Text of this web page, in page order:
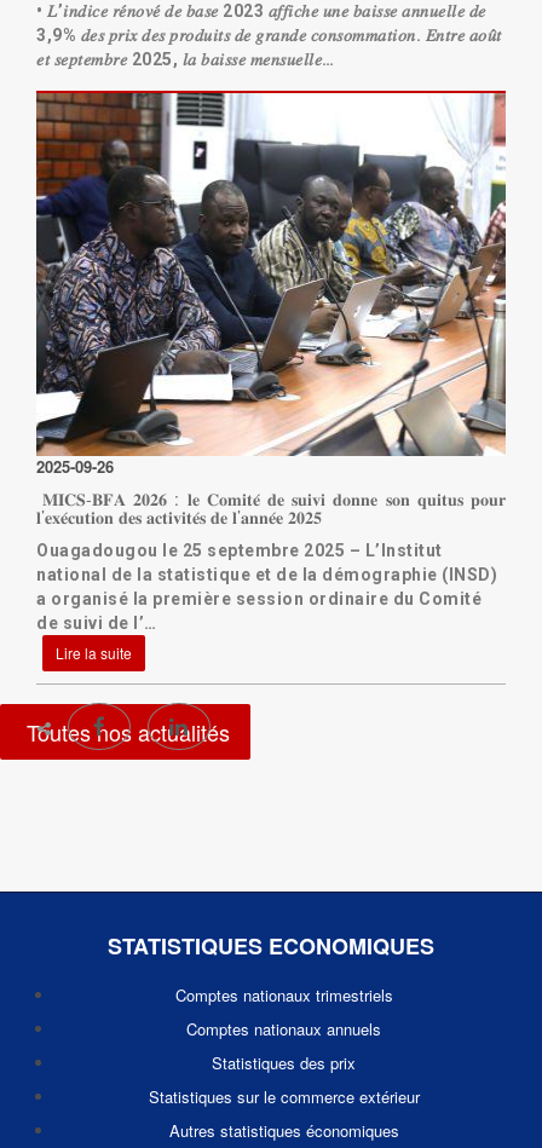
• 𝐿’𝑖𝑛𝑑𝑖𝑐𝑒 𝑟𝑒́𝑛𝑜𝑣𝑒́ 𝑑𝑒 𝑏𝑎𝑠𝑒 2023 𝑎𝑓𝑓𝑖𝑐ℎ𝑒 𝑢𝑛𝑒 𝑏𝑎𝑖𝑠𝑠𝑒 𝑎𝑛𝑛𝑢𝑒𝑙𝑙𝑒 𝑑𝑒
3,9% 𝑑𝑒𝑠 𝑝𝑟𝑖𝑥 𝑑𝑒𝑠 𝑝𝑟𝑜𝑑𝑢𝑖𝑡𝑠 𝑑𝑒 𝑔𝑟𝑎𝑛𝑑𝑒 𝑐𝑜𝑛𝑠𝑜𝑚𝑚𝑎𝑡𝑖𝑜𝑛. 𝐸𝑛𝑡𝑟𝑒 𝑎𝑜𝑢̂𝑡
𝑒𝑡 𝑠𝑒𝑝𝑡𝑒𝑚𝑏𝑟𝑒 2025, 𝑙𝑎 𝑏𝑎𝑖𝑠𝑠𝑒 𝑚𝑒𝑛𝑠𝑢𝑒𝑙𝑙𝑒…
Lire la suite
2025-09-26
𝐌𝐈𝐂𝐒-𝐁𝐅𝐀 𝟐𝟎𝟐𝟔 : 𝐥𝐞 𝐂𝐨𝐦𝐢𝐭𝐞́ 𝐝𝐞 𝐬𝐮𝐢𝐯𝐢 𝐝𝐨𝐧𝐧𝐞 𝐬𝐨𝐧 𝐪𝐮𝐢𝐭𝐮𝐬 𝐩𝐨𝐮𝐫
𝐥’𝐞𝐱𝐞́𝐜𝐮𝐭𝐢𝐨𝐧 𝐝𝐞𝐬 𝐚𝐜𝐭𝐢𝐯𝐢𝐭𝐞́𝐬 𝐝𝐞 𝐥’𝐚𝐧𝐧𝐞́𝐞 𝟐𝟎𝟐𝟓
Ouagadougou le 25 septembre 2025 – L’Institut
national de la statistique et de la démographie (INSD)
a organisé la première session ordinaire du Comité
de suivi de l’…
Lire la suite
Toutes nos actualités
STATISTIQUES ECONOMIQUES
Comptes nationaux trimestriels
Comptes nationaux annuels
Statistiques des prix
Statistiques sur le commerce extérieur
Autres statistiques économiques